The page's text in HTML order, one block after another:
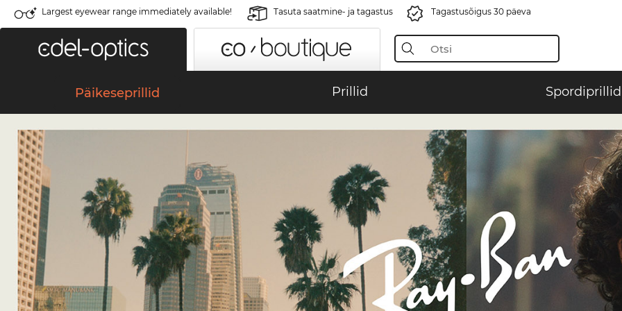
Largest eyewear range immediately available! Tasuta saatmine- ja tagastus Tagastusõigus 30 päeva
Päikeseprillid Prillid Spordiprillid